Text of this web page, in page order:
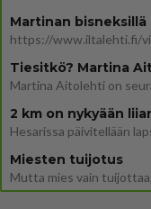
Martinan bisneksillä
2 km on nykyään
Miesten tuijotus